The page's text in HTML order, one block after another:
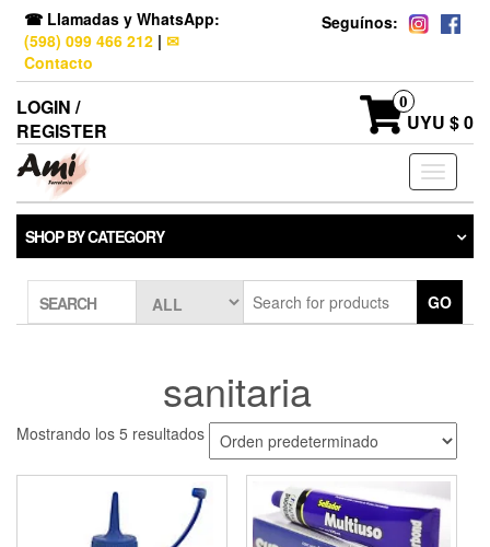
☎ Llamadas y WhatsApp:
(598) 099 466 212 | ✉
Contacto
Seguínos:
LOGIN /
REGISTER
0
UYU $ 0
Toggle
SHOP BY CATEGORY
SEARCH GO
sanitaria
Mostrando los 5 resultados